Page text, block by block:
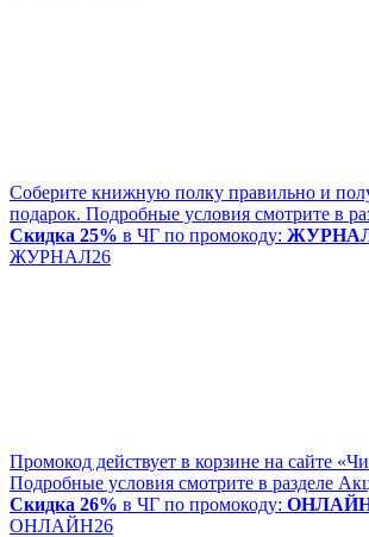
Соберите книжную полку правильно и
подарок. Подробные условия смотрите в
Скидка 25% в ЧГ по промокоду:
ЖУРНАЛ26
Промокод действует в корзине на сайте
Подробные условия смотрите в разделе
Скидка 26% в ЧГ по промокоду:
ОНЛАЙН26